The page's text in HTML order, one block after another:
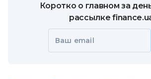
Коротко о главном за
рассылке
Ваш email